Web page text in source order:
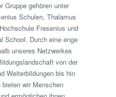
Gruppe gehören unter
Schulen, Thalamus
Fresenius und
School. Durch eine enge
unseres Netzwerkes
von der
Weiterbildungen bis hin
wir Menschen